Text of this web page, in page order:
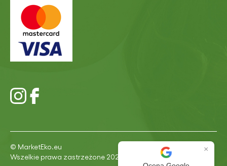
×
© MarketEko.eu
Wszelkie prawa zastrzeżone 2026